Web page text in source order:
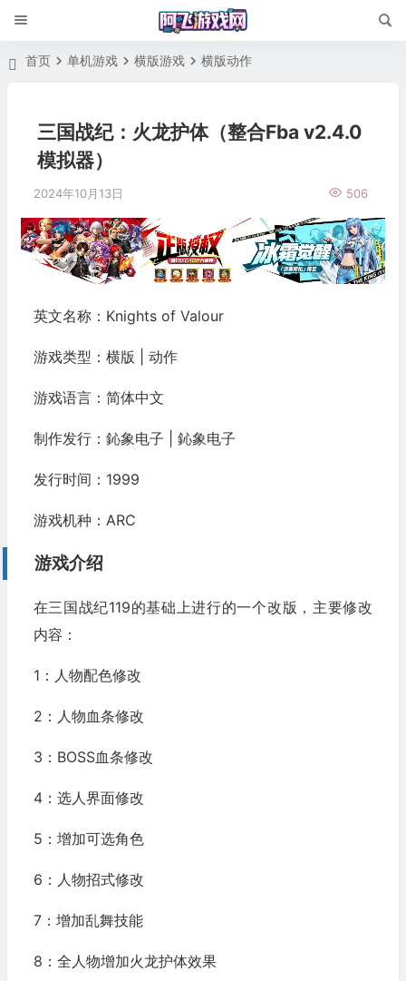
首页 单机游戏 横版游戏 横版动作
三国战纪：火龙护体（整合Fba v2.4.0
模拟器）
2024年10月13日 506
英文名称：Knights of Valour
游戏类型：横版 | 动作
游戏语言：简体中文
制作发行：鈊象电子 | 鈊象电子
发行时间：1999
游戏机种：ARC
游戏介绍
在三国战纪119的基础上进行的一个改版，主要修改
内容：
1：人物配色修改
2：人物血条修改
3：BOSS血条修改
4：选人界面修改
5：增加可选角色
6：人物招式修改
7：增加乱舞技能
8：全人物增加火龙护体效果